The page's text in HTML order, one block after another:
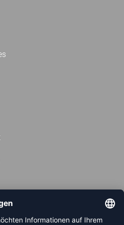
UND VERPASSE KEINE